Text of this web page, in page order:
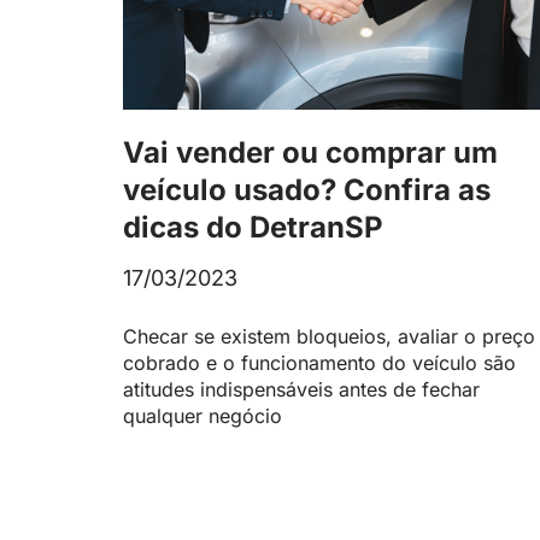
Vai vender ou comprar um
veículo usado? Confira as
dicas do DetranSP
17/03/2023
Checar se existem bloqueios, avaliar o preço
cobrado e o funcionamento do veículo são
atitudes indispensáveis antes de fechar
qualquer negócio